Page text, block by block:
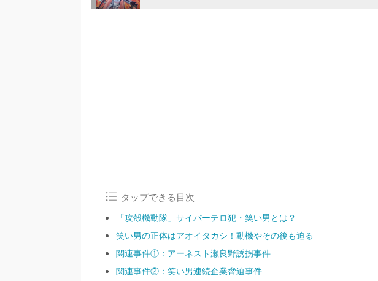
タップできる目次
「攻殻機動隊」サイバーテロ犯・笑い男とは？
笑い男の正体はアオイタカシ！動機やその後も迫る
関連事件①：アーネスト瀬良野誘拐事件
関連事件②：笑い男連続企業脅迫事件